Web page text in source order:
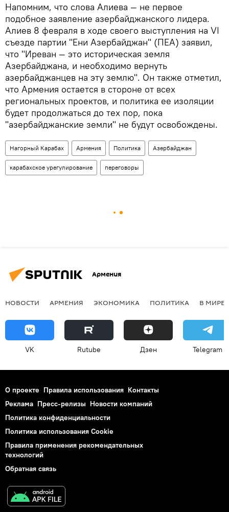
Напомним, что слова Алиева — не первое
подобное заявление азербайджанского лидера.
Алиев 8 февраля в ходе своего выступления на VI
съезде партии "Ени Азербайджан" (ПЕА) заявил,
что "Иреван — это историческая земля
Азербайджана, и необходимо вернуть
азербайджанцев на эту землю". Он также отметил,
что Армения остается в стороне от всех
региональных проектов, и политика ее изоляции
будет продолжаться до тех пор, пока
"азербайджанские земли" не будут освобождены.
Нагорный Карабах Армения Политика Азербайджан
карабахское урегулирование переговоры
Армения
НОВОСТИ АРМЕНИЯ ЭКОНОМИКА ПОЛИТИКА В МИРЕ
VK Rutube Дзен Telegram
О проекте Правила использования Контакты
Реклама Пресс-релизы Новости компаний
Политика конфиденциальности
Политика использования Cookie
Правила применения рекомендательных
технологий
Обратная связь